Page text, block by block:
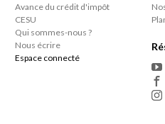
Avance du crédit d'impôt
CESU
Qui sommes-nous ?
Nous écrire
Espace connecté